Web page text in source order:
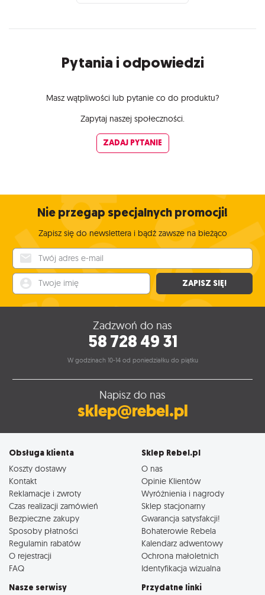
Pytania i odpowiedzi
Masz wątpliwości lub pytanie co do produktu?
Zapytaj naszej społeczności.
ZADAJ PYTANIE
Nie przegap specjalnych promocji!
Zapisz się do newslettera i bądź zawsze na bieżąco
ZAPISZ SIĘ!
Zadzwoń do nas
58 728 49 31
W godzinach 10-14 od poniedziałku do piątku
Napisz do nas
sklep@rebel.pl
Obsługa klienta
Koszty dostawy
Kontakt
Reklamacje i zwroty
Czas realizacji zamówień
Bezpieczne zakupy
Sposoby płatności
Regulamin rabatów
O rejestracji
FAQ
Sklep Rebel.pl
O nas
Opinie Klientów
Wyróżnienia i nagrody
Sklep stacjonarny
Gwarancja satysfakcji!
Bohaterowie Rebela
Kalendarz adwentowy
Ochrona małoletnich
Identyfikacja wizualna
Nasze serwisy Przydatne linki